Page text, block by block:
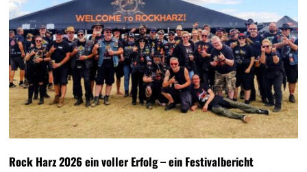
Rock Harz 2026 ein voller Erfolg – ein Festivalbericht